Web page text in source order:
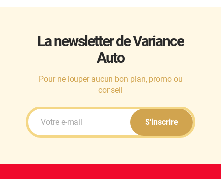
La newsletter de Variance
Auto
Pour ne louper aucun bon plan, promo ou
conseil
S'inscrire